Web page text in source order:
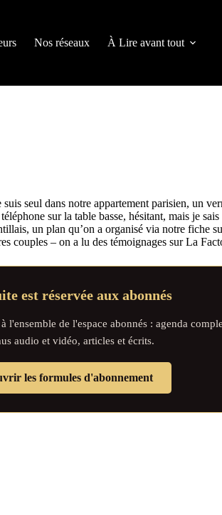
Nos réseaux À Lire avant tout
seul dans notre appartement parisien, un
sur la table basse, hésitant, mais je
un plan qu’on a organisé via notre
couples – on a lu des témoignages sur La
est réservée aux abonnés
l'ensemble de l'espace abonnés : agenda
audio et vidéo, articles et écrits.
les formules d'abonnement